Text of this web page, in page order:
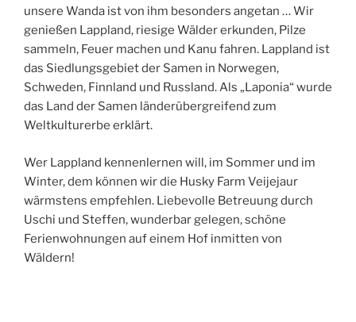
unsere Wanda ist von ihm besonders angetan … Wir
genießen Lappland, riesige Wälder erkunden, Pilze
sammeln, Feuer machen und Kanu fahren. Lappland ist
das Siedlungsgebiet der Samen in Norwegen,
Schweden, Finnland und Russland. Als „Laponia“ wurde
das Land der Samen länderübergreifend zum
Weltkulturerbe erklärt.
Wer Lappland kennenlernen will, im Sommer und im
Winter, dem können wir die Husky Farm Veijejaur
wärmstens empfehlen. Liebevolle Betreuung durch
Uschi und Steffen, wunderbar gelegen, schöne
Ferienwohnungen auf einem Hof inmitten von
Wäldern!